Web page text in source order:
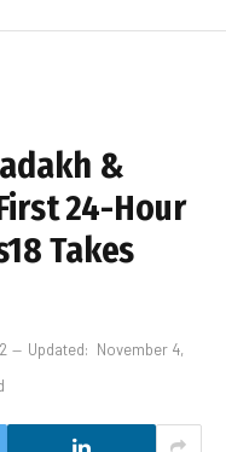
&
24-Hour
Takes
Updated: November 4,